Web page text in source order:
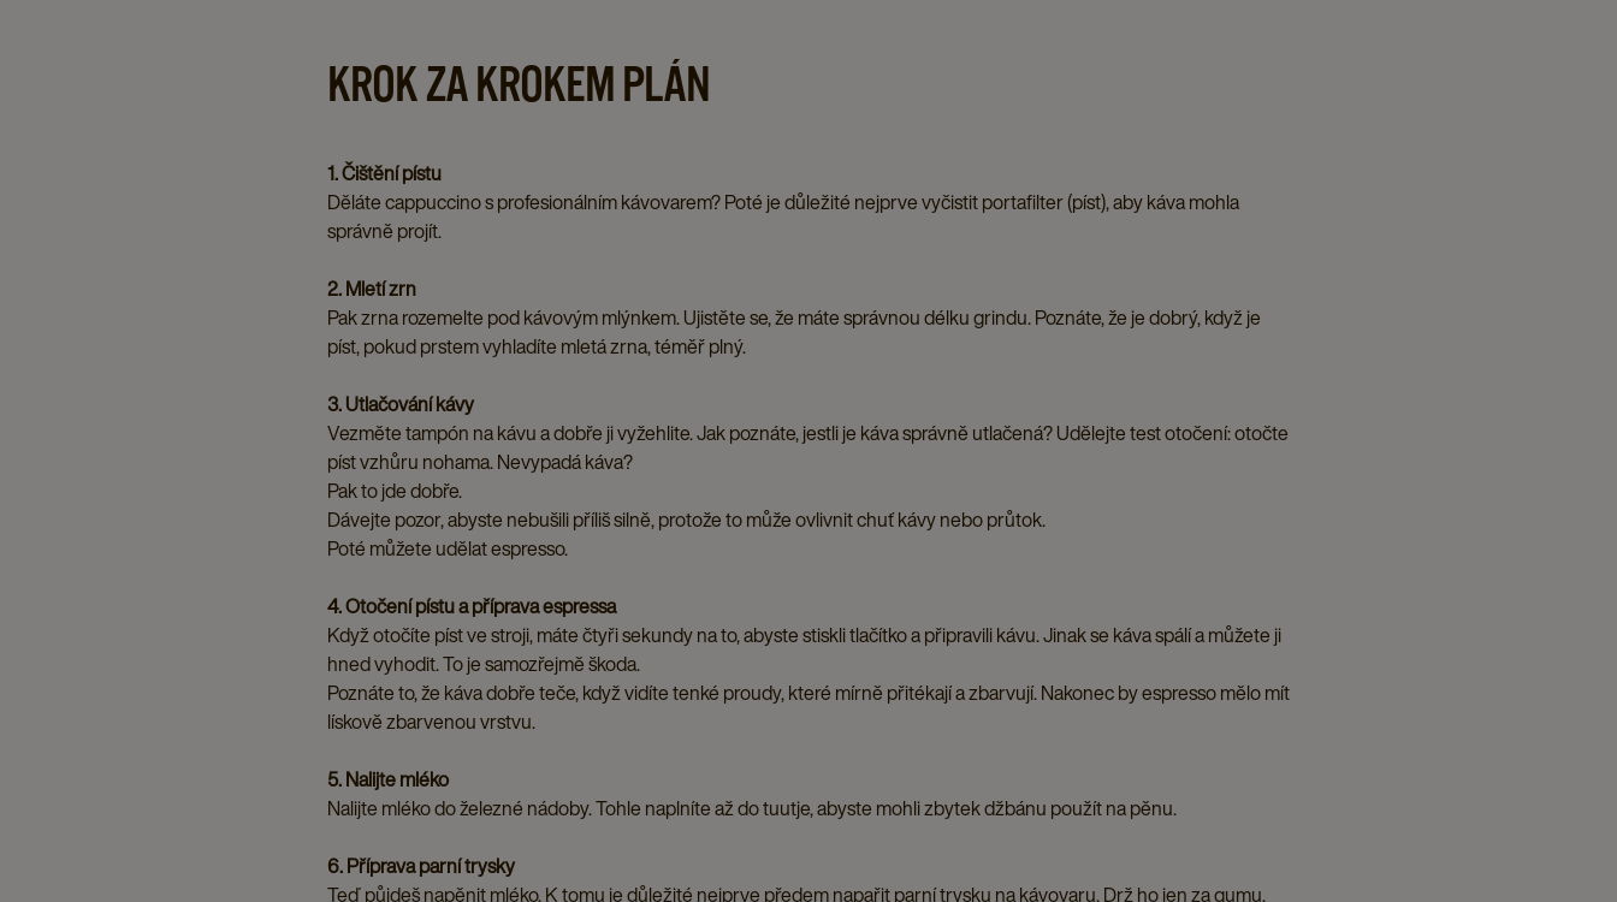
KROK ZA KROKEM PLÁN
1. Čištění pístu
Děláte cappuccino s profesionálním kávovarem? Poté je důležité nejprve vyčistit portafilter (píst), aby káva mohla
správně projít.
2. Mletí zrn
Pak zrna rozemelte pod kávovým mlýnkem. Ujistěte se, že máte správnou délku grindu. Poznáte, že je dobrý, když je
píst, pokud prstem vyhladíte mletá zrna, téměř plný.
3. Utlačování kávy
Vezměte tampón na kávu a dobře ji vyžehlite. Jak poznáte, jestli je káva správně utlačená? Udělejte test otočení: otočte
píst vzhůru nohama. Nevypadá káva?
Pak to jde dobře.
Dávejte pozor, abyste nebušili příliš silně, protože to může ovlivnit chuť kávy nebo průtok.
Poté můžete udělat espresso.
4. Otočení pístu a příprava espressa
Když otočíte píst ve stroji, máte čtyři sekundy na to, abyste stiskli tlačítko a připravili kávu. Jinak se káva spálí a můžete ji
hned vyhodit. To je samozřejmě škoda.
Poznáte to, že káva dobře teče, když vidíte tenké proudy, které mírně přitékají a zbarvují. Nakonec by espresso mělo mít
lískově zbarvenou vrstvu.
5. Nalijte mléko
Nalijte mléko do železné nádoby. Tohle naplníte až do tuutje, abyste mohli zbytek džbánu použít na pěnu.
6. Příprava parní trysky
Teď půjdeš napěnit mléko. K tomu je důležité nejprve předem napařit parní trysku na kávovaru. Drž ho jen za gumu,